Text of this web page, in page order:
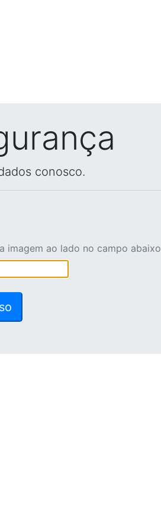
conosco.
imagem ao lado no campo abaixo